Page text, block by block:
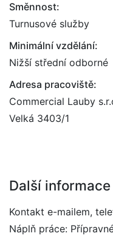
Směnnost:
Turnusové služby
Minimální vzdělání:
Nižší střední odborné
Adresa pracoviště:
Commercial Lauby
Velká 3403/1
Další
Kontakt e-mailem,
Náplň práce: